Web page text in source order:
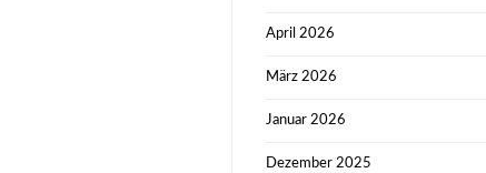
April 2026
März 2026
Januar 2026
Dezember 2025